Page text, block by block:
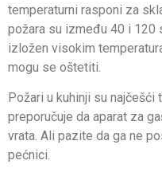
temperaturni rasponi za
požara su između 40 i 120
izložen visokim
mogu se oštetiti.
Požari u kuhinji su najčešći
preporučuje da aparat za
vrata. Ali pazite da ga ne
pećnici.